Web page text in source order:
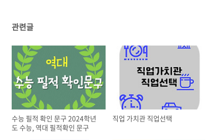
관련글
수능 필적 확인 문구 2024학년
도 수능, 역대 필적확인 문구
직업 가치관 직업선택